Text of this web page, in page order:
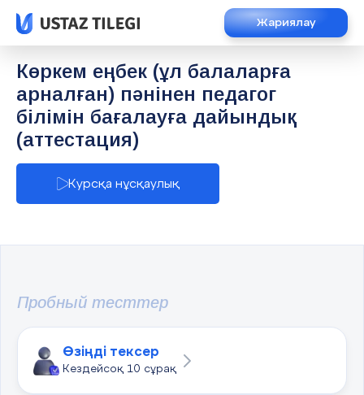
Жариялау
Көркем еңбек (ұл балаларға
арналған) пәнінен педагог
білімін бағалауға дайындық
(аттестация)
Курсқа нұсқаулық
Пробный тесттер
Өзіңді тексер
Кездейсоқ 10 сұрақ